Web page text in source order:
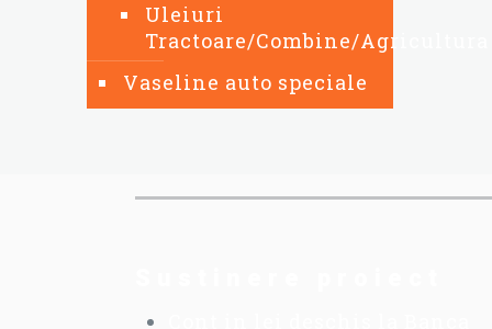
Uleiuri
Tractoare/Combine/Agricultura
Vaseline auto speciale